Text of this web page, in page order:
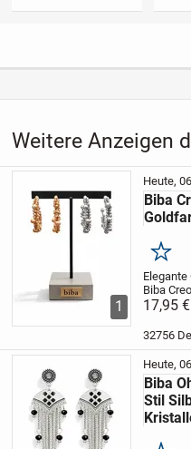
Weitere Anzeigen
1
Heute,
Biba
Elegante
Biba
sind
17,95 €
32756
Heute,
Biba
Stil